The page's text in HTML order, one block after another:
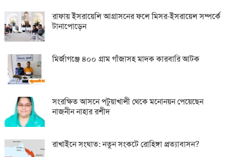
রাফায় ইসরায়েলি আগ্রাসনের ফলে মিসর-ইসরায়েল সম্পর্কে
টানাপোড়েন
মির্জাগঞ্জে ৪০০ গ্রাম গাঁজাসহ মাদক কারবারি আটক
সংরক্ষিত আসনে পটুয়াখালী থেকে মনোনয়ন পেয়েছেন
নাজনীন নাহার রশীদ
রাখাইনে সংঘাত: নতুন সংকটে রোহিঙ্গা প্রত্যাবাসন?